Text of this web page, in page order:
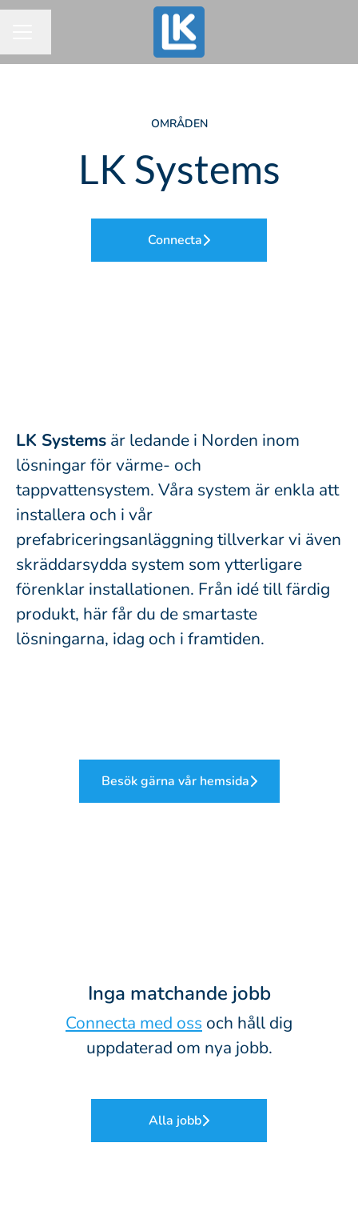
OMRÅDEN
LK Systems
Connecta
LK Systems är ledande i Norden inom
lösningar för värme- och
tappvattensystem. Våra system är enkla att
installera och i vår
prefabriceringsanläggning tillverkar vi även
skräddarsydda system som ytterligare
förenklar installationen. Från idé till färdig
produkt, här får du de smartaste
lösningarna, idag och i framtiden.
Besök gärna vår hemsida
Inga matchande jobb
Connecta med oss och håll dig
uppdaterad om nya jobb.
Alla jobb